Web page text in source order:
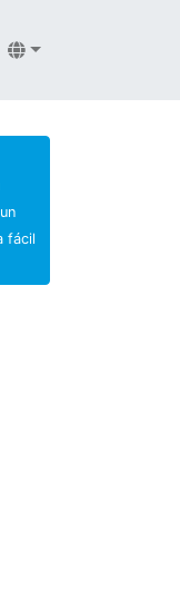
fácil